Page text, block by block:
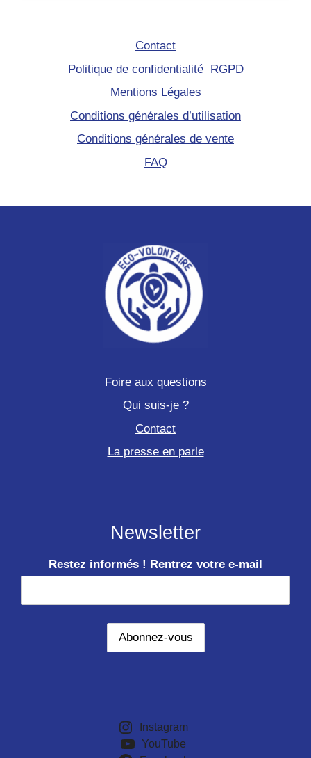
Contact
Politique de confidentialité RGPD
Mentions Légales
Conditions générales d’utilisation
Conditions générales de vente
FAQ
Foire aux questions
Qui suis-je ?
Contact
La presse en parle
Newsletter
Restez informés ! Rentrez votre e-mail
Instagram
YouTube